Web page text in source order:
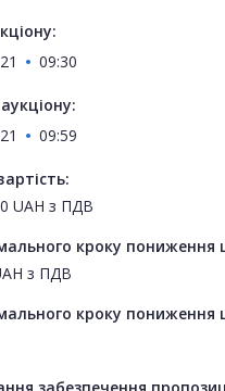
09:30
09:59
UAH з ПДВ
кроку пониження
з ПДВ
кроку пониження